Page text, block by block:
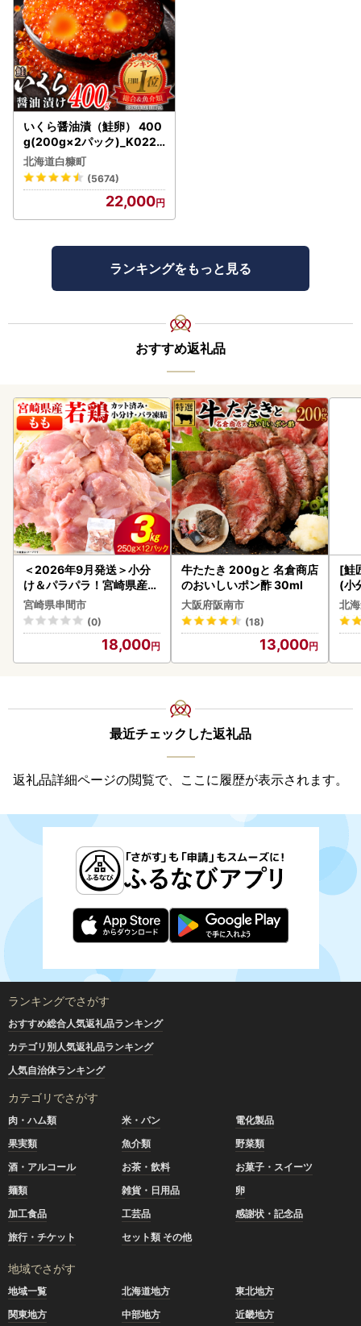
いくら醤油漬（鮭卵） 400
g(200g×2パック)_K022-
1676
北海道白糠町
(5674)
22,000
ランキングをもっと見る
おすすめ返礼品
＜2026年9月発送＞小分
け＆パラパラ！宮崎県産鶏
ももカット合計3kg_K043
-009-2609
宮崎県串間市
(0)
18,000
牛たたき 200gと 名倉商店
のおいしいポン酢 30ml
大阪府阪南市
(18)
13,000
[鮭
(小
5
北
最近チェックした返礼品
返礼品詳細ページの閲覧で、ここに履歴が表示されます。
ランキングでさがす
おすすめ総合人気返礼品ランキング
カテゴリ別人気返礼品ランキング
人気自治体ランキング
カテゴリでさがす
肉・ハム類 米・パン
電化製品
果実類
魚介類
野菜類
酒・アルコール
お茶・飲料
お菓子・スイーツ
麺類
雑貨・日用品
卵
加工食品
工芸品
感謝状・記念品
旅行・チケット
セット類 その他
地域でさがす
地域一覧 北海道地方
東北地方
関東地方
中部地方
近畿地方